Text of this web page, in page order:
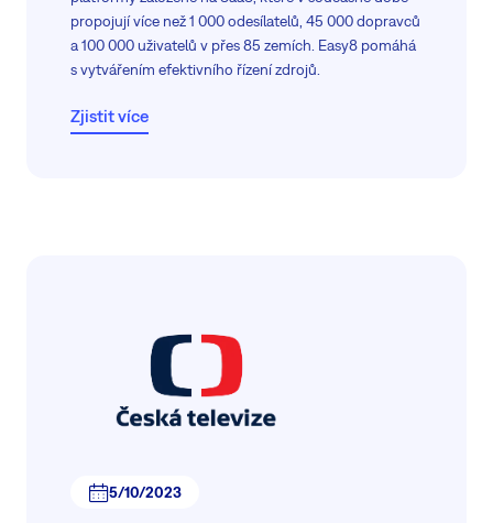
propojují více než 1 000 odesílatelů, 45 000 dopravců
a 100 000 uživatelů v přes 85 zemích. Easy8 pomáhá
s vytvářením efektivního řízení zdrojů.
Zjistit více
5/10/2023